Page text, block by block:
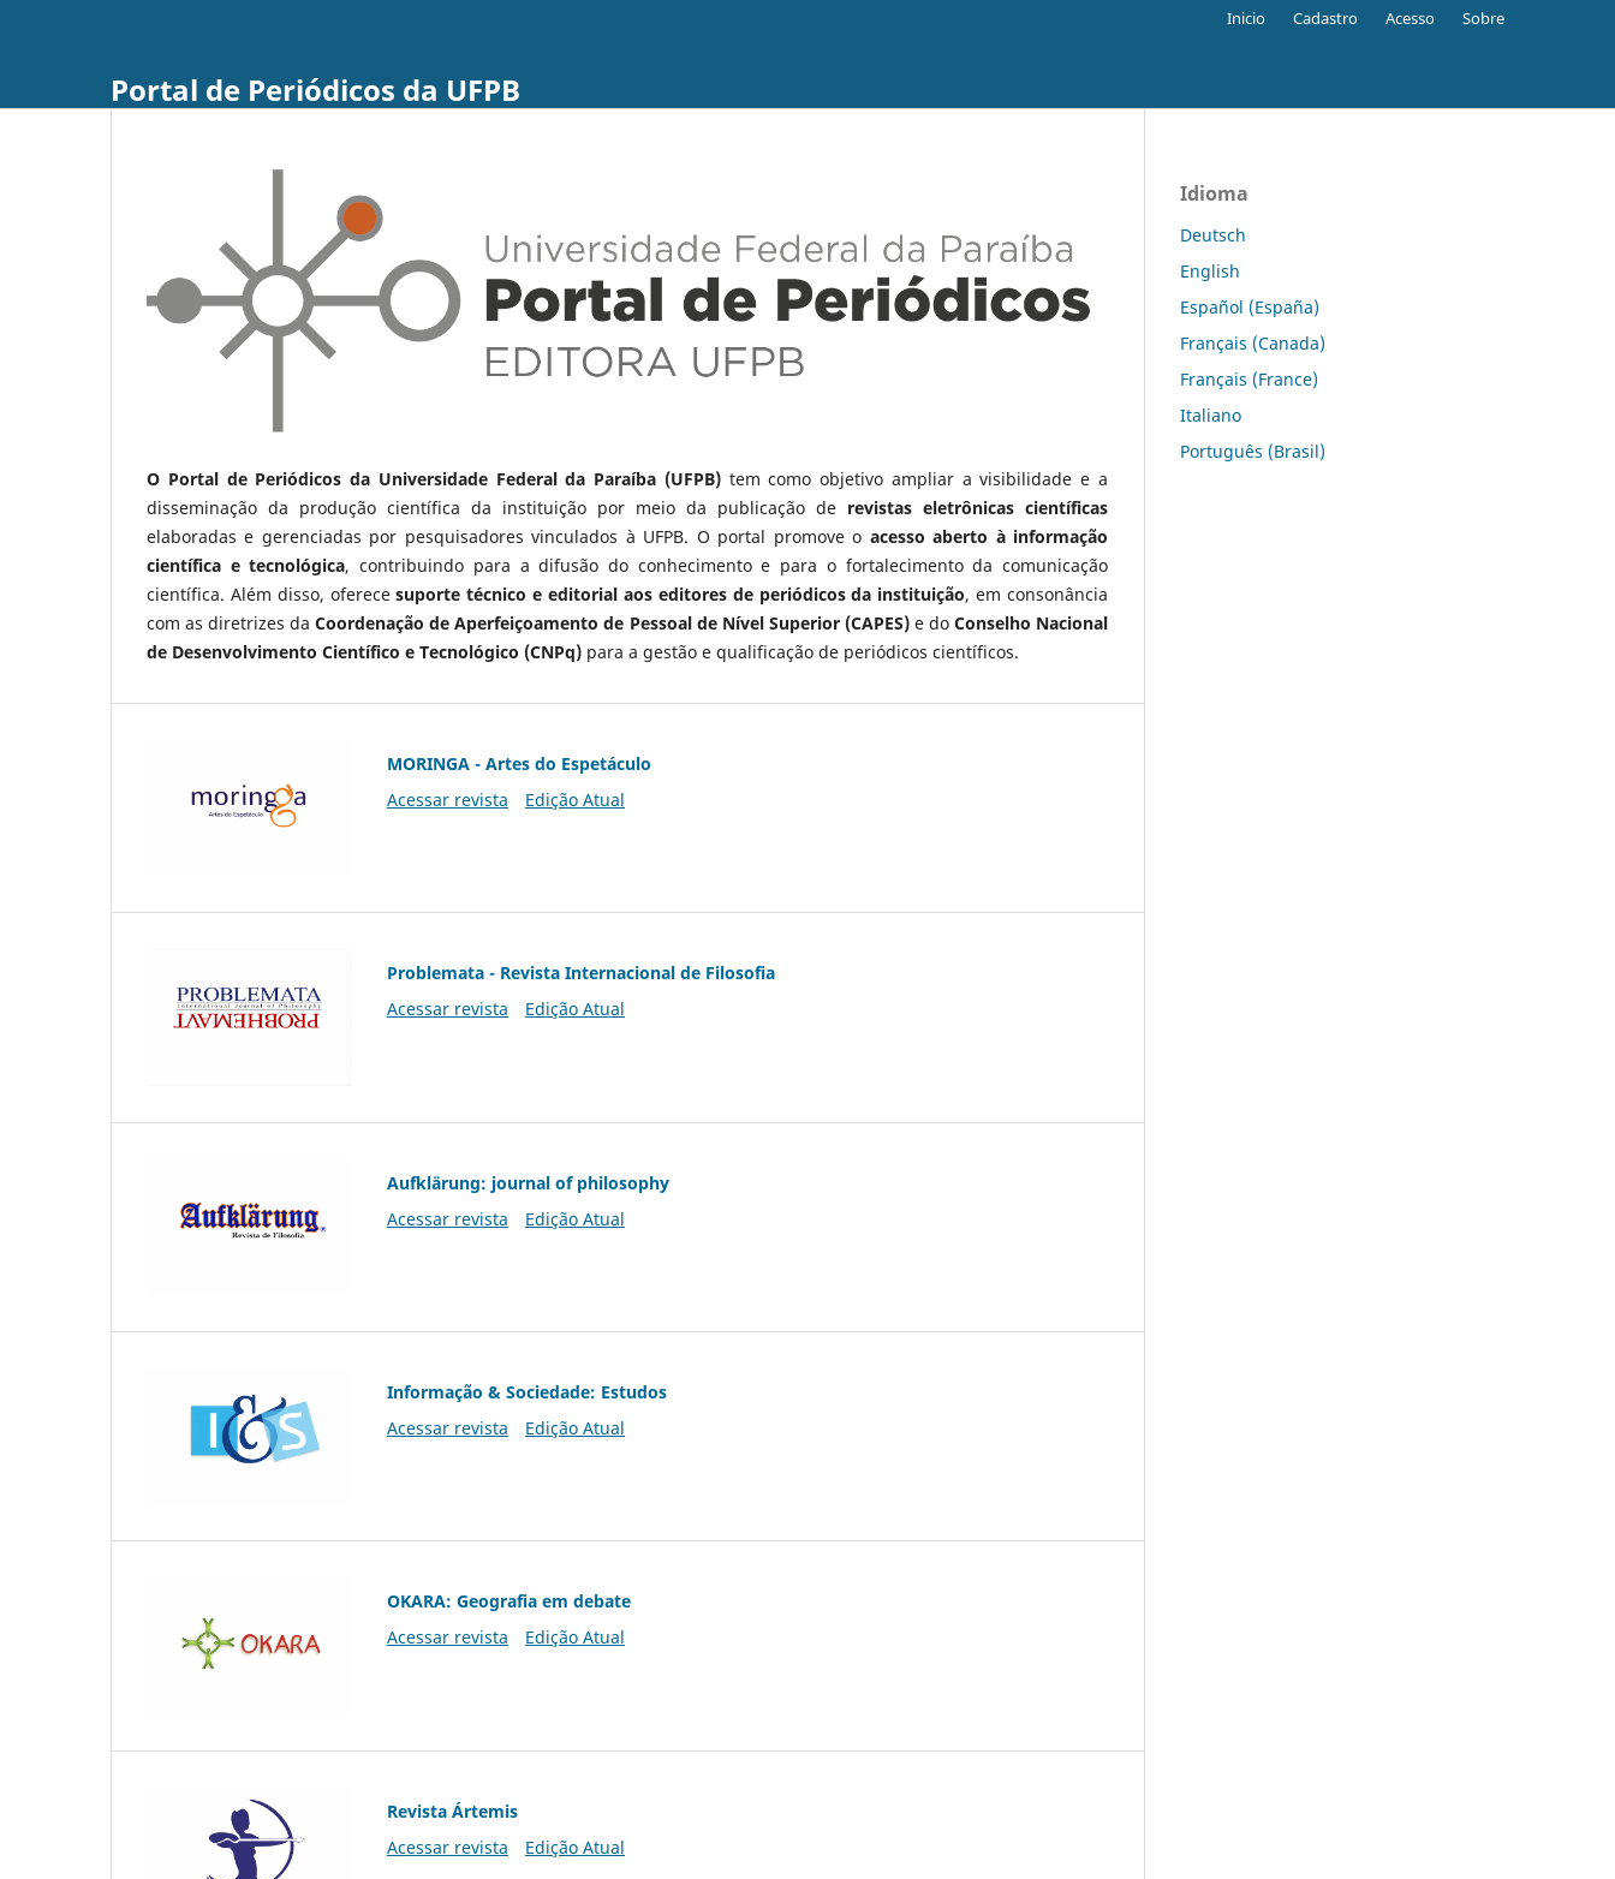
Portal de Periódicos da UFPB
Inicio Cadastro Acesso Sobre
O Portal de Periódicos da Universidade Federal da Paraíba (UFPB)tem como objetivo ampliar a visibilidade e a
disseminação da produção científica da instituição por meio da publicação de revistas eletrônicas científicas
elaboradas e gerenciadas por pesquisadores vinculados à UFPB. O portal promove o acesso aberto à informação
científica e tecnológica, contribuindo para a difusão do conhecimento e para o fortalecimento da comunicação
científica. Além disso, oferecesuporte técnico e editorial aos editores de periódicos da instituição, em consonância
com as diretrizes daCoordenação de Aperfeiçoamento de Pessoal de Nível Superior (CAPES)e do Conselho Nacional
de Desenvolvimento Científico e Tecnológico (CNPq) para a gestão e qualificação de periódicos científicos.
MORINGA - Artes do Espetáculo
Acessar revista
Edição Atual
Problemata - Revista Internacional de Filosofia
Acessar revista
Edição Atual
Aufklärung: journal of philosophy
Acessar revista
Edição Atual
Informação & Sociedade: Estudos
Acessar revista
Edição Atual
OKARA: Geografia em debate
Acessar revista
Edição Atual
Revista Ártemis
Acessar revista
Edição Atual
Idioma
Deutsch
English
Español (España)
Français (Canada)
Français (France)
Italiano
Português (Brasil)